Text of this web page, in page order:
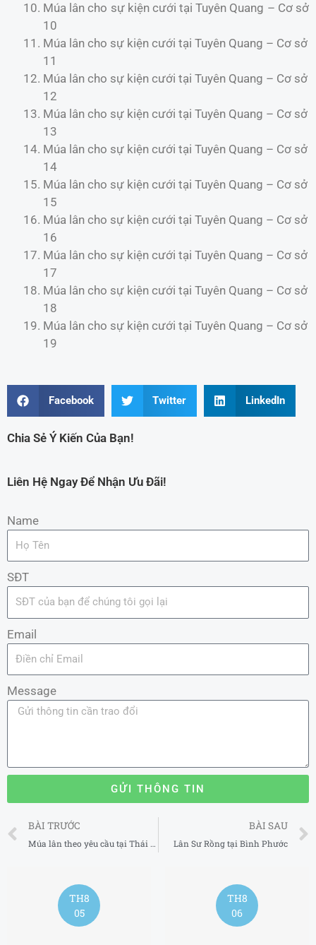
Múa lân cho sự kiện cưới tại Tuyên Quang – Cơ sở
10
Múa lân cho sự kiện cưới tại Tuyên Quang – Cơ sở
11
Múa lân cho sự kiện cưới tại Tuyên Quang – Cơ sở
12
Múa lân cho sự kiện cưới tại Tuyên Quang – Cơ sở
13
Múa lân cho sự kiện cưới tại Tuyên Quang – Cơ sở
14
Múa lân cho sự kiện cưới tại Tuyên Quang – Cơ sở
15
Múa lân cho sự kiện cưới tại Tuyên Quang – Cơ sở
16
Múa lân cho sự kiện cưới tại Tuyên Quang – Cơ sở
17
Múa lân cho sự kiện cưới tại Tuyên Quang – Cơ sở
18
Múa lân cho sự kiện cưới tại Tuyên Quang – Cơ sở
19
Facebook Twitter LinkedIn
Chia Sẻ Ý Kiến Của Bạn!
Liên Hệ Ngay Để Nhận Ưu Đãi!
Name
SĐT
Email
Message
GỬI THÔNG TIN
Prev
BÀI TRƯỚC
Múa lân theo yêu cầu tại Thái Nguyên
BÀI SAU
Lân Sư Rồng tại Bình Phước
TH8
05
TH8
06